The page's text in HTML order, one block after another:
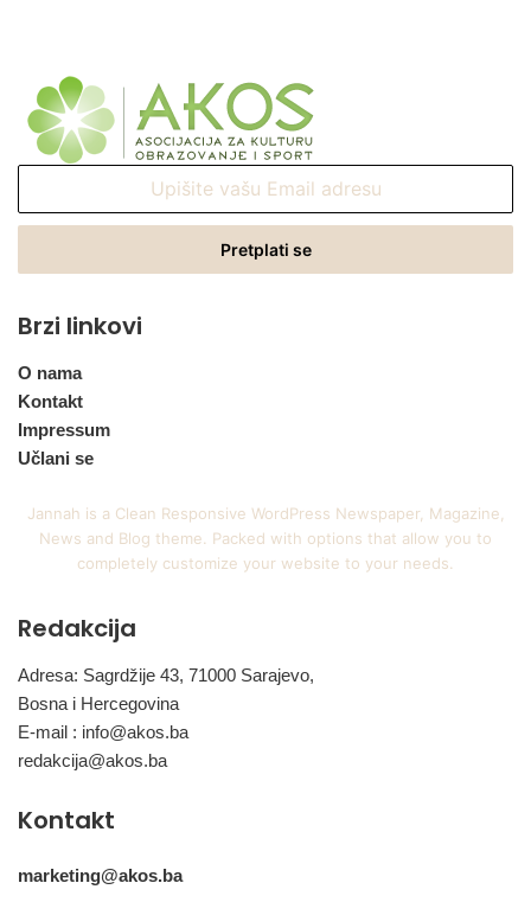
Email
Brzi linkovi
O nama
Kontakt
Impressum
Učlani se
Jannah is a Clean Responsive WordPress Newspaper, Magazine,
News and Blog theme. Packed with options that allow you to
completely customize your website to your needs.
Redakcija
Adresa: Sagrdžije 43, 71000 Sarajevo,
Bosna i Hercegovina
E-mail : info@akos.ba
redakcija@akos.ba
Kontakt
marketing@akos.ba